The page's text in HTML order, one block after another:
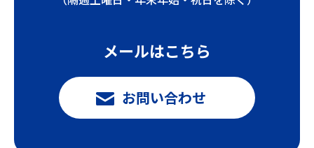
メールはこちら
お問い合わせ